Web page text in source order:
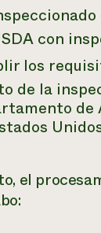
con
los
de la
el